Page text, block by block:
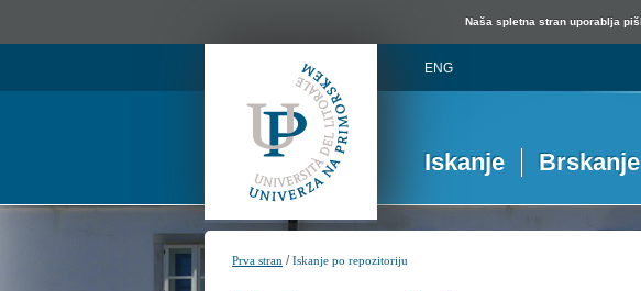
Naša spletna stran uporablja
ENG
Iskanje Brskanje
Prva stran /Iskanje po repozitoriju